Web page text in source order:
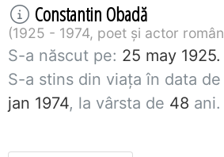
Constantin Obadă
1925 - 1974, poet și actor român
S-a născut pe: 25 may 1925.
S-a stins din viaţa în data de
jan 1974, la vârsta de 48 ani.